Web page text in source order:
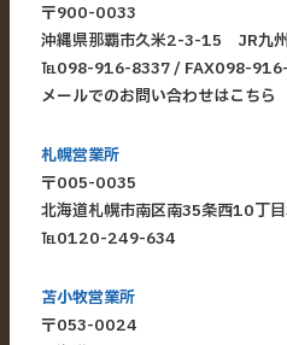
〒900-0033
沖縄県那覇市久米2-3-15 JR九
​℡098-916-8337/ FAX098-
メールでのお問い合わせはこちら
札幌営業所
〒005-0035
北海道札幌市南区南35条西10丁
℡0120-249-634
苫小牧営業所
〒053-0024